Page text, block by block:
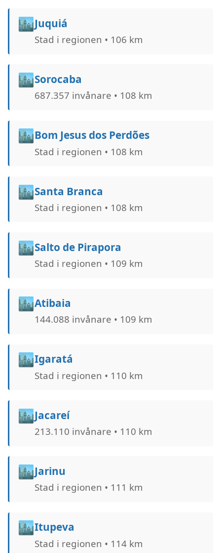
🏙️Juquiá
Stad i regionen • 106 km
🏙️Sorocaba
687.357 invånare • 108 km
🏙️Bom Jesus dos Perdões
Stad i regionen • 108 km
🏙️Santa Branca
Stad i regionen • 108 km
🏙️Salto de Pirapora
Stad i regionen • 109 km
🏙️Atibaia
144.088 invånare • 109 km
🏙️Igaratá
Stad i regionen • 110 km
🏙️Jacareí
213.110 invånare • 110 km
🏙️Jarinu
Stad i regionen • 111 km
🏙️Itupeva
Stad i regionen • 114 km